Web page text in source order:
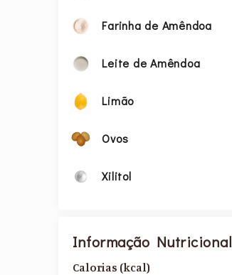
Farinha de Amêndoa
Leite de Amêndoa
Limão
Ovos
Xilitol
Informação Nutricional
Calorias (kcal)